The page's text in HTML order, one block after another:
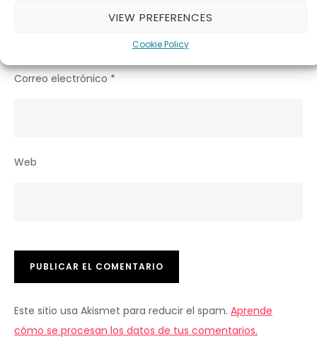
VIEW PREFERENCES
Cookie Policy
Correo electrónico *
Web
Este sitio usa Akismet para reducir el spam. Aprende
cómo se procesan los datos de tus comentarios.